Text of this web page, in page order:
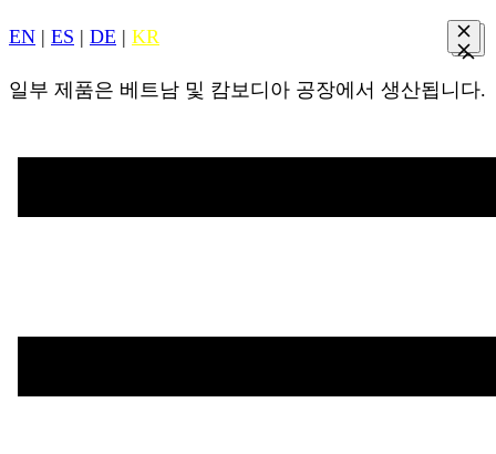
EN | ES | DE | KR
일부 제품은 베트남 및 캄보디아 공장에서 생산됩니다.